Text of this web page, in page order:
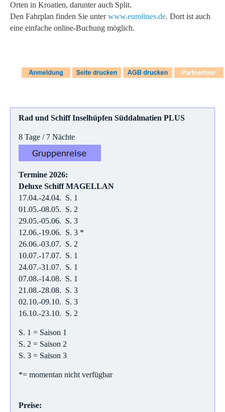
Orten in Kroatien, darunter auch Split.
Den Fahrplan finden Sie unterwww.eurolines.de. Dort ist auch
eine einfache online-Buchung möglich.
Rad und Schiff Inselhüpfen Süddalmatien PLUS
8 Tage / 7 Nächte
Termine 2026:
Deluxe Schiff MAGELLAN
17.04.-24.04. S. 1
01.05.-08.05. S. 2
29.05.-05.06. S. 3
12.06.-19.06. S. 3 *
26.06.-03.07. S. 2
10.07.-17.07. S. 1
24.07.-31.07. S. 1
07.08.-14.08. S. 1
21.08.-28.08. S. 3
02.10.-09.10. S. 3
16.10.-23.10. S. 2
S. 1 = Saison 1
S. 2 = Saison 2
S. 3 = Saison 3
*= momentan nicht verfügbar
Preise: